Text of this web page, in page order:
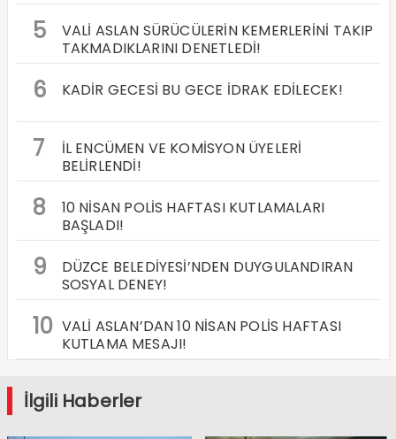
5
VALİ ASLAN SÜRÜCÜLERİN KEMERLERİNİ TAKIP
TAKMADIKLARINI DENETLEDİ!
6 KADİR GECESİ BU GECE İDRAK EDİLECEK!
7
İL ENCÜMEN VE KOMİSYON ÜYELERİ
BELİRLENDİ!
8
10 NİSAN POLİS HAFTASI KUTLAMALARI
BAŞLADI!
9
DÜZCE BELEDİYESİ’NDEN DUYGULANDIRAN
SOSYAL DENEY!
10 VALİ ASLAN’DAN 10 NİSAN POLİS HAFTASI
KUTLAMA MESAJI!
İlgili Haberler